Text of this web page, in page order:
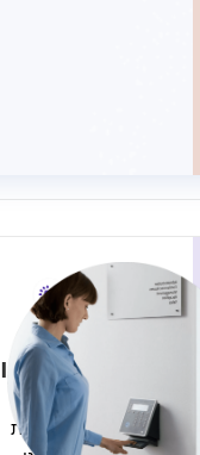
מערכת
הנוכחות שלנו
צפה בכל היכולות
המעולות של מערכת